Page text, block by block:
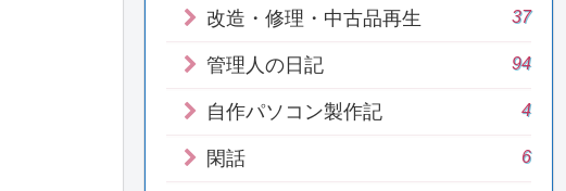
改造・修理・中古品再生 37
管理人の日記 94
自作パソコン製作記 4
閑話 6